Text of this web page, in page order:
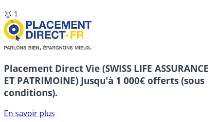
🥇 1
Placement Direct Vie (SWISS LIFE ASSURANCE
ET PATRIMOINE) Jusqu'à 1 000€ offerts (sous
conditions).
En savoir plus